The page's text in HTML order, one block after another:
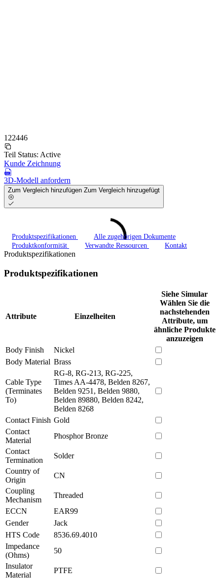
122446
Teil Status: Active
Kunde Zeichnung
3D-Modell anfordern
Zum Vergleich hinzufügen Zum Vergleich hinzugefügt
Produktspezifikationen
Alle zugehörigen Dokumente
Produktkonformität
Verwandte Ressourcen Kontakt
Produktspezifikationen
Produktspezifikationen
Attribute Einzelheiten
Siehe Simular
Wählen Sie die
nachstehenden
Attribute, um
ähnliche Produkte
anzuzeigen
Body Finish
Nickel
Body Material Brass
Cable Type
(Terminates
To)
RG-8, RG-213, RG-225,
Times AA-4478, Belden 8267,
Belden 9251, Belden 9880,
Belden 89880, Belden 8242,
Belden 8268
Contact Finish Gold
Contact
Material
Phosphor Bronze
Contact
Termination
Solder
Country of
Origin
CN
Coupling
Mechanism
Threaded
ECCN
EAR99
Gender
Jack
HTS Code
8536.69.4010
Impedance
(Ohms)
50
Insulator
Material
PTFE